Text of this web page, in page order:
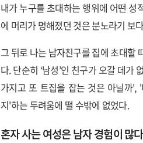
내가 누구를 초대하는 행위에 어떤 성
에 머리가 멍해졌던 것은 분노라기 보
그 뒤로 나는 남자친구를 집에 초대할
다. 단순히 ‘남성’인 친구가 오갈 데
가지고 또 트집을 잡는 것은 아닐까',
지'하는 두려움에 떨 수밖에 없었다.
혼자 사는 여성은 남자 경험이 많다